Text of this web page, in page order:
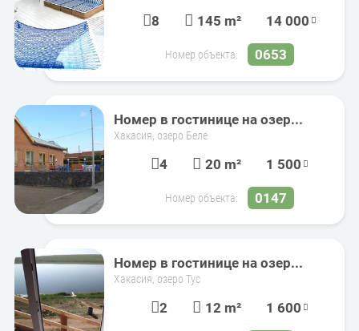
8 145 m² 14 000
Номер объекта: 0653
Номер в гостинице на озер...
Хакасия, озеро Беле
4 20 m² 1 500
Номер объекта: 0147
Номер в гостинице на озер...
Хакасия, озеро Тус
2 12 m² 1 600